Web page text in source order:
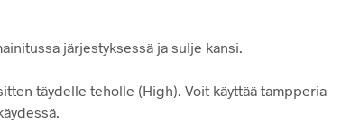
järjestyksessä ja sulje kansi.
täydelle teholle (High). Voit käyttää tampperia